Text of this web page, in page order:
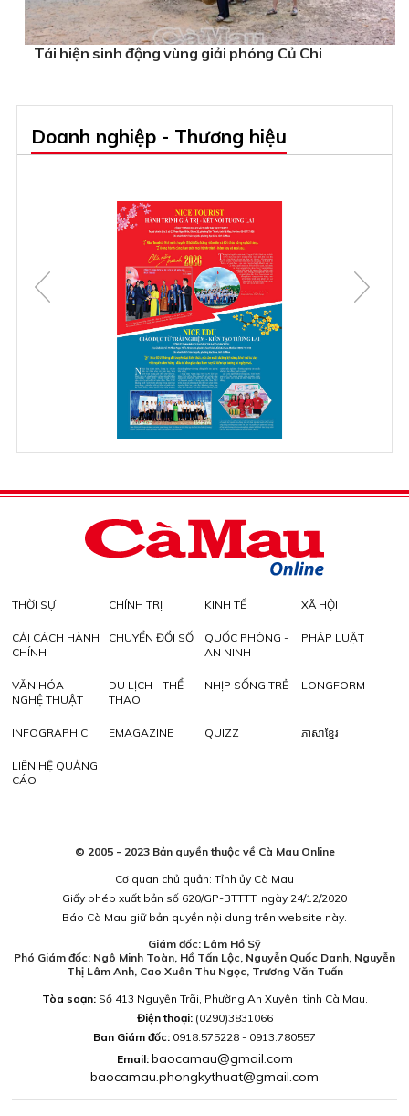
Tái hiện sinh động vùng giải phóng Củ Chi
Doanh nghiệp - Thương hiệu
THỜI SỰ CHÍNH TRỊ KINH TẾ XÃ HỘI
CẢI CÁCH HÀNH
CHÍNH
CHUYỂN ĐỔI SỐ
QUỐC PHÒNG -
AN NINH
PHÁP LUẬT
VĂN HÓA -
NGHỆ THUẬT
DU LỊCH - THỂ
THAO
NHỊP SỐNG TRẺ LONGFORM
INFOGRAPHIC EMAGAZINE QUIZZ ភាសាខ្មែរ
LIÊN HỆ QUẢNG
CÁO
© 2005 - 2023 Bản quyền thuộc về Cà Mau Online
Cơ quan chủ quản: Tỉnh ủy Cà Mau
Giấy phép xuất bản số 620/GP-BTTTT, ngày 24/12/2020
Báo Cà Mau giữ bản quyền nội dung trên website này.
Giám đốc: Lâm Hồ Sỹ
Phó Giám đốc: Ngô Minh Toàn, Hồ Tấn Lộc, Nguyễn Quốc Danh, Nguyễn
Thị Lâm Anh, Cao Xuân Thu Ngọc, Trương Văn Tuấn
Tòa soạn:Số 413 Nguyễn Trãi, Phường An Xuyên, tỉnh Cà Mau.
Điện thoại: (0290)3831066
Ban Giám đốc: 0918.575228 - 0913.780557
Email: baocamau@gmail.com
baocamau.phongkythuat@gmail.com